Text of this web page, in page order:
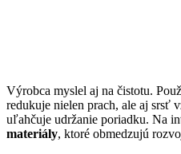
Výrobca myslel aj na čistotu.
redukuje nielen prach, ale aj srsť
uľahčuje udržanie poriadku. Na
materiály, ktoré obmedzujú